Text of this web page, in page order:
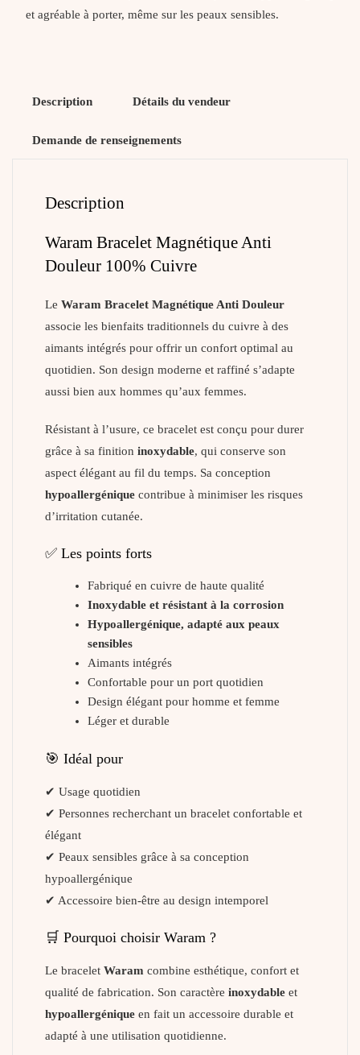
et agréable à porter, même sur les peaux sensibles.
Description Détails du vendeur
Demande de renseignements
Description
Waram Bracelet Magnétique Anti
Douleur 100% Cuivre
Le Waram Bracelet Magnétique Anti Douleur
associe les bienfaits traditionnels du cuivre à des
aimants intégrés pour offrir un confort optimal au
quotidien. Son design moderne et raffiné s’adapte
aussi bien aux hommes qu’aux femmes.
Résistant à l’usure, ce bracelet est conçu pour durer
grâce à sa finition inoxydable, qui conserve son
aspect élégant au fil du temps. Sa conception
hypoallergénique contribue à minimiser les risques
d’irritation cutanée.
✅ Les points forts
Fabriqué en cuivre de haute qualité
Inoxydable et résistant à la corrosion
Hypoallergénique, adapté aux peaux
sensibles
Aimants intégrés
Confortable pour un port quotidien
Design élégant pour homme et femme
Léger et durable
🎯 Idéal pour
✔ Usage quotidien
✔ Personnes recherchant un bracelet confortable et
élégant
✔ Peaux sensibles grâce à sa conception
hypoallergénique
✔ Accessoire bien-être au design intemporel
🛒 Pourquoi choisir Waram ?
Le bracelet Waram combine esthétique, confort et
qualité de fabrication. Son caractère inoxydable et
hypoallergénique en fait un accessoire durable et
adapté à une utilisation quotidienne.